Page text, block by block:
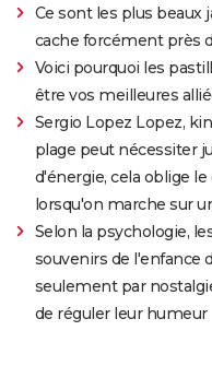
Ce sont les plus beaux
cache forcément près
Voici pourquoi les
être vos meilleures
Sergio Lopez Lopez,
plage peut nécessiter
d'énergie, cela oblige
lorsqu'on marche sur
Selon la psychologie,
souvenirs de l'enfance
seulement par
de réguler leur humeur